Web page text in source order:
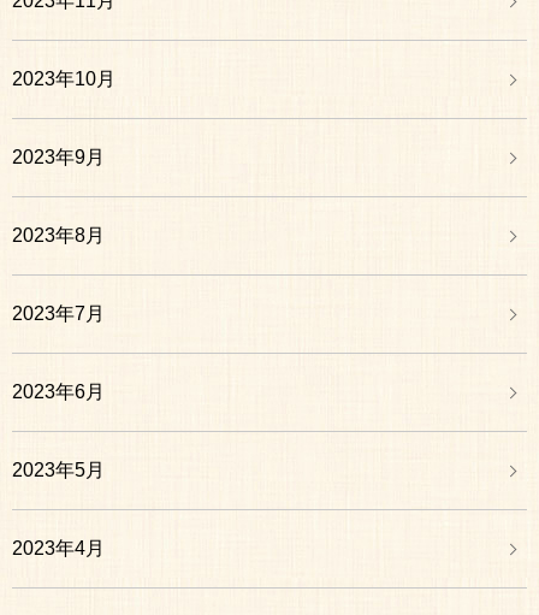
2023年10月
2023年9月
2023年8月
2023年7月
2023年6月
2023年5月
2023年4月